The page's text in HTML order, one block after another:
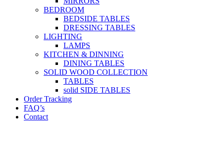
BEDROOM
BEDSIDE TABLES
DRESSING TABLES
LIGHTING
LAMPS
KITCHEN & DINNING
DINING TABLES
SOLID WOOD COLLECTION
TABLES
solid SIDE TABLES
Order Tracking
FAQ’s
Contact